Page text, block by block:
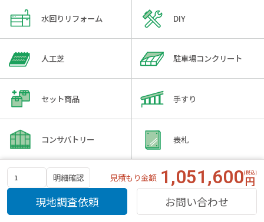
明細確認 見積もり金額 1,051,600
現地調査依頼 お問い合わせ
水回りリフォーム DIY
人工芝 駐車場コンクリート
セット商品 手すり
コンサバトリー 表札
バルコニー 門扉